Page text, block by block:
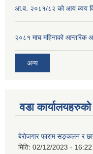
आ.व. २०८१/८२ को आय व्यय
२०८१ माघ महिनाको आन्तरिक
अन्य
वडा
बेरोजगार फाराम सङ्कलन र
मिति: 02/12/2023 - 16:22